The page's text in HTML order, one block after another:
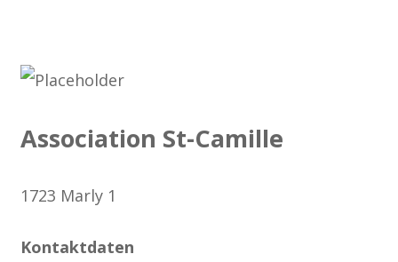
Association St-Camille
1723 Marly 1
Kontaktdaten